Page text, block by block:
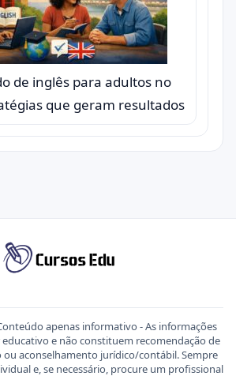
de inglês para adultos no
que geram resultados
apenas informativo - As informações
e não constituem recomendação de
aconselhamento jurídico/contábil. Sempre
e, se necessário, procure um profissional